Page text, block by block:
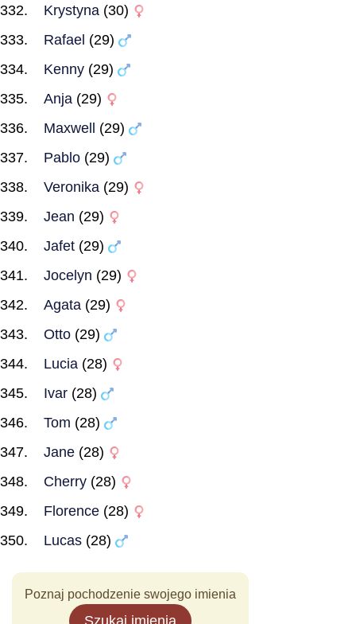
Krystyna (30)
Rafael (29)
Kenny (29)
Anja (29)
Maxwell
(29)
Pablo (29)
Veronika (29)
Jean (29)
Jafet (29)
Jocelyn (29)
Agata (29)
Otto (29)
Lucia (28)
Ivar (28)
Tom (28)
Jane (28)
Cherry (28)
Florence (28)
Lucas (28)
Poznaj pochodzenie swojego imienia
Szukaj imienia